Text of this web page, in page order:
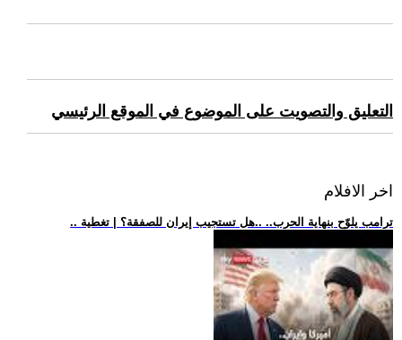
التعليق والتصويت على الموضوع في الموقع الرئيسي
اخر الافلام
.. ترامب يلوّح بنهاية الحرب.. ..هل تستجيب إيران للصفقة؟ | تغطية